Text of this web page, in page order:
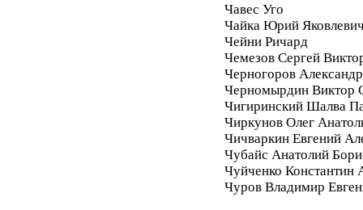
Чавес Уго
Чайка Юрий
Чейни Ричард
Чемезов Сергей
Черногоров
Черномырдин Виктор
Чигиринский Шалва
Чиркунов Олег
Чичваркин Евгений
Чубайс Анатолий
Чуйченко Константин
Чуров Владимир